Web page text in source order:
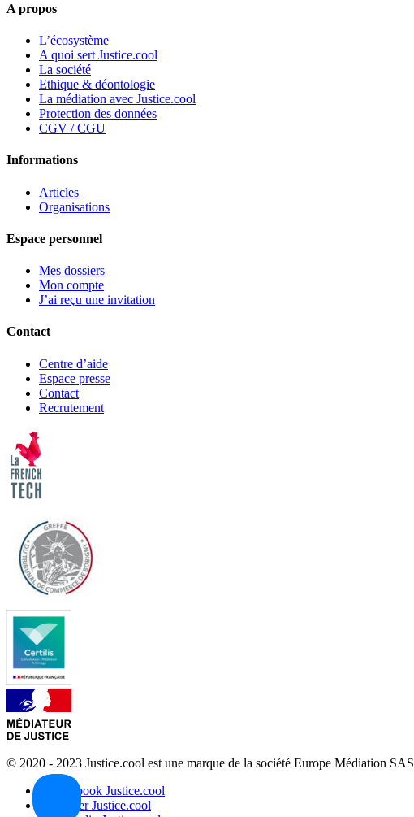
A propos
L’écosystème
A quoi sert Justice.cool
La société
Ethique & déontologie
La médiation avec Justice.cool
Protection des données
CGV / CGU
Informations
Articles
Organisations
Espace personnel
Mes dossiers
Mon compte
J’ai reçu une invitation
Contact
Centre d’aide
Espace presse
Contact
Recrutement
© 2020 - 2023 Justice.cool est une marque de la société Europe Médiation SAS